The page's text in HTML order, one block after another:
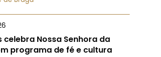
celebra Nossa Senhora da
programa de fé e cultura